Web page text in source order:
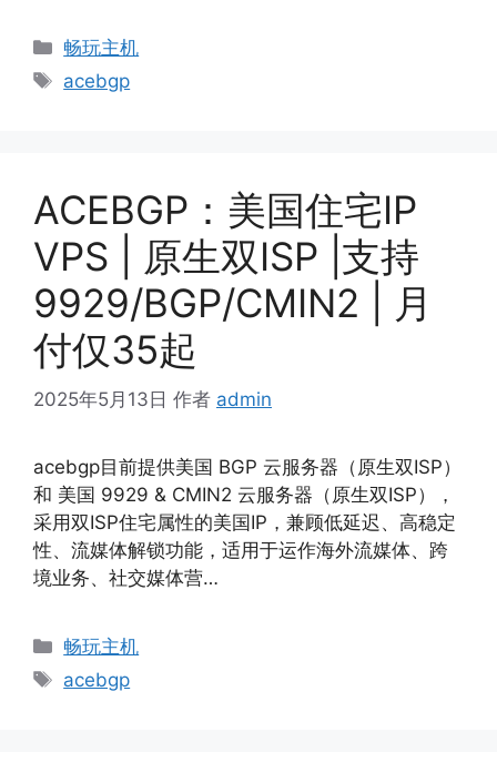
分
类
畅玩主机
标
acebgp
ACEBGP：美国住宅IP
VPS | 原生双ISP |支持
9929/BGP/CMIN2 | 月
付仅35起
2025年5月13日 作者 admin
acebgp目前提供美国 BGP 云服务器（原生双ISP）
和 美国 9929 & CMIN2 云服务器（原生双ISP），
采用双ISP住宅属性的美国IP，兼顾低延迟、高稳定
性、流媒体解锁功能，适用于运作海外流媒体、跨
境业务、社交媒体营…
分
畅玩主机
标
acebgp